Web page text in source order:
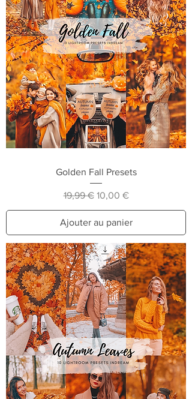
Golden Fall Presets
Prix original
19,99 € Prix promotionnel
10,00 €
Ajouter au panier